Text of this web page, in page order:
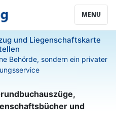
MENU
und Liegenschaftskarte
Behörde, sondern ein privater
und